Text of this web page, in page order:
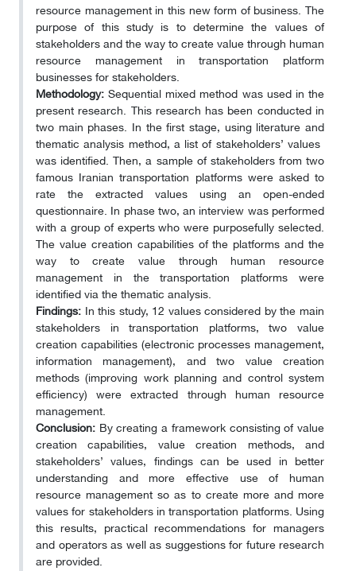
resource management in this new form of business. The
purpose of this study is to determine the values ​​of
stakeholders and the way to create value through human
resource management in transportation platform
businesses for stakeholders.
Methodology: Sequential mixed method was used in the
present research. This research has been conducted in
two main phases. In the first stage, using literature and
thematic analysis method, a list of stakeholders’ values ​​
was identified. Then, a sample of stakeholders from two
famous Iranian transportation platforms were asked to
rate the extracted values using an open-ended
questionnaire. In phase two, an interview was performed
with a group of experts who were purposefully selected.
The value creation capabilities of the platforms and the
way to create value through human resource
management in the transportation platforms were
identified via the thematic analysis.
Findings: In this study, 12 values considered by the main
stakeholders in transportation platforms, two value
creation capabilities (electronic processes management,
information management), and two value creation
methods (improving work planning and control system
efficiency) were extracted through human resource
management.
Conclusion: By creating a framework consisting of value
creation capabilities, value creation methods, and
stakeholders’ values, findings can be used in better
understanding and more effective use of human
resource management so as to create more and more
values for stakeholders in transportation platforms. Using
this results, practical recommendations for managers
and operators as well as suggestions for future research
are provided.